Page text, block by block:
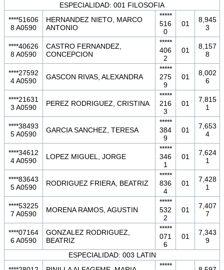
ESPECIALIDAD: 001 FILOSOFIA
****51606
8 A0590
HERNANDEZ NIETO, MARCO
ANTONIO
*****
516
0
01
8,945
3
****40626
8 A0590
CASTRO FERNANDEZ,
CONCEPCION
*****
406
2
01
8,157
8
****27592
4 A0590
GASCON RIVAS, ALEXANDRA
*****
275
9
01
8,002
6
****21631
3 A0590
PEREZ RODRIGUEZ, CRISTINA
*****
216
3
01
7,815
1
****38493
5 A0590
GARCIA SANCHEZ, TERESA
*****
384
9
01
7,653
4
****34612
4 A0590
LOPEZ MIGUEL, JORGE
*****
346
1
01
7,624
1
****83643
5 A0590
RODRIGUEZ FRIERA, BEATRIZ
*****
836
4
01
7,428
1
****53225
7 A0590
MORENA RAMOS, AGUSTIN
*****
532
2
01
7,407
7
****07164
6 A0590
GONZALEZ RODRIGUEZ,
BEATRIZ
*****
071
6
01
7,343
9
ESPECIALIDAD: 003 LATIN
*****